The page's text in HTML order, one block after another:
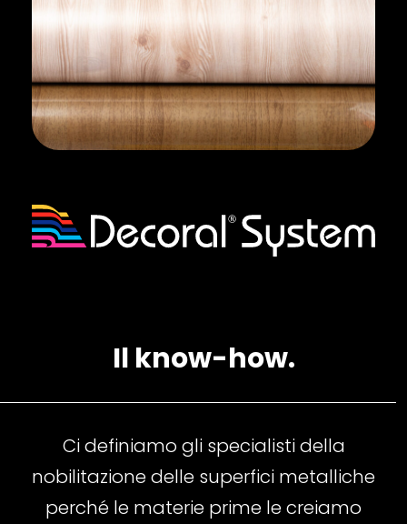
Il know-how.
Ci definiamo gli specialisti della
nobilitazione delle superfici metalliche
perché le materie prime le creiamo